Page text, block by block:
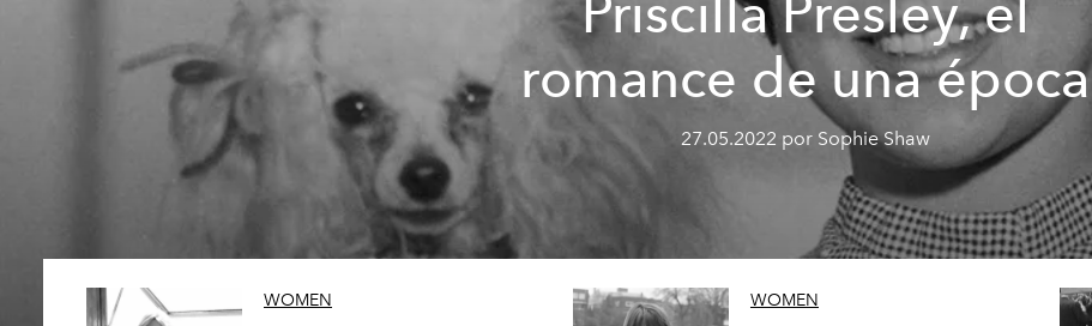
Priscilla Presley, el
romance de una época
27.05.2022 por Sophie Shaw
WOMEN WOMEN